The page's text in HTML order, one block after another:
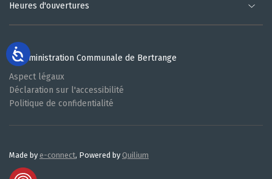
Heures d'ouvertures
© Administration Communale de Bertrange
Aspect légaux
Déclaration sur l'accessibilité
Politique de confidentialité
Made by e-connect, Powered by Quilium